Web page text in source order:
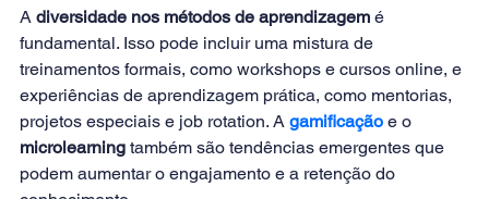
A diversidade nos métodos de aprendizagem é
fundamental. Isso pode incluir uma mistura de
treinamentos formais, como workshops e cursos online, e
experiências de aprendizagem prática, como mentorias,
projetos especiais e job rotation. A gamificação e o
microlearning também são tendências emergentes que
podem aumentar o engajamento e a retenção do